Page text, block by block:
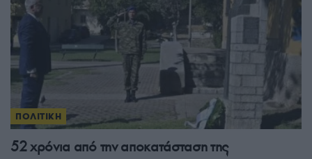
ΠΟΛΙΤΙΚΗ
52 χρόνια από την αποκατάσταση της